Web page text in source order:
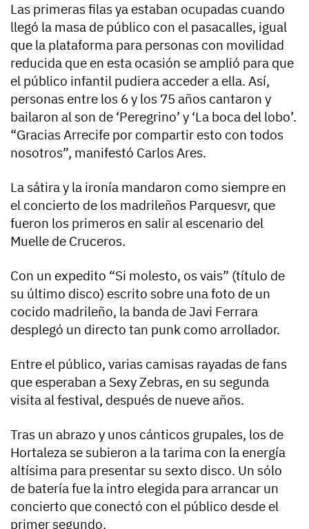
Las primeras filas ya estaban ocupadas cuando
llegó la masa de público con el pasacalles, igual
que la plataforma para personas con movilidad
reducida que en esta ocasión se amplió para que
el público infantil pudiera acceder a ella. Así,
personas entre los 6 y los 75 años cantaron y
bailaron al son de ‘Peregrino’ y ‘La boca del lobo’.
“Gracias Arrecife por compartir esto con todos
nosotros”, manifestó Carlos Ares.
La sátira y la ironía mandaron como siempre en
el concierto de los madrileños Parquesvr, que
fueron los primeros en salir al escenario del
Muelle de Cruceros.
Con un expedito “Si molesto, os vais” (título de
su último disco) escrito sobre una foto de un
cocido madrileño, la banda de Javi Ferrara
desplegó un directo tan punk como arrollador.
Entre el público, varias camisas rayadas de fans
que esperaban a Sexy Zebras, en su segunda
visita al festival, después de nueve años.
Tras un abrazo y unos cánticos grupales, los de
Hortaleza se subieron a la tarima con la energía
altísima para presentar su sexto disco. Un sólo
de batería fue la intro elegida para arrancar un
concierto que conectó con el público desde el
primer segundo.